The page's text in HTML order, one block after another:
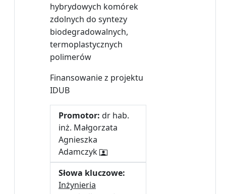
hybrydowych komórek
zdolnych do syntezy
biodegradowalnych,
termoplastycznych
polimerów
Finansowanie z projektu
IDUB
Promotor: dr hab.
inż. Małgorzata
Agnieszka
Adamczyk
Słowa kluczowe:
Inżynieria